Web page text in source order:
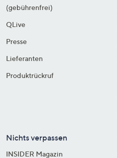
(gebührenfrei)
QLive
Presse
Lieferanten
Produktrückruf
Nichts verpassen
INSIDER Magazin